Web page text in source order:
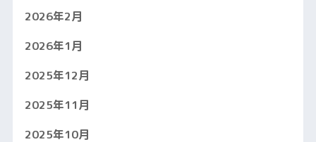
2026年2月
2026年1月
2025年12月
2025年11月
2025年10月